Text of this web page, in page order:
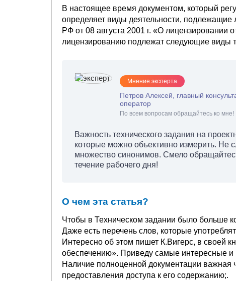
В настоящее время документом, который
определяет виды деятельности,
РФ от 08 августа 2001 г. «О лицензировании
лицензированию подлежат следующие виды
Мнение эксперта
Петров Алексей, главный
оператор
По всем вопросам обращайтесь ко мне!
Важность технического задания на
которые можно объективно измерить. Не
множество синонимов. Смело
течение рабочего дня!
О чем эта статья?
Чтобы в Техническом задании было больше
Даже есть перечень слов, которые
Интересно об этом пишет К.Вигерс, в своей
обеспечению». Приведу самые интересные и
Наличие полноценной документации важная
предоставления доступа к его содержанию;.